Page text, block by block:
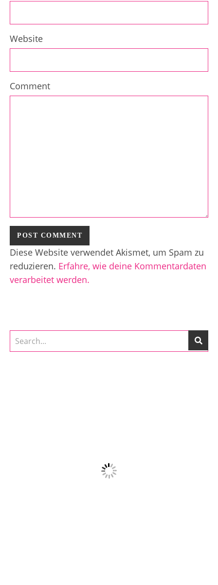
Website
Comment
Diese Website verwendet Akismet, um Spam zu
reduzieren. Erfahre, wie deine Kommentardaten
verarbeitet werden.